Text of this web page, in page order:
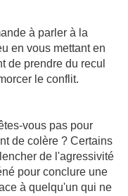
à parler à la
en vous mettant en
de prendre du recul
le conflit.
vous pas pour
de colère ? Certains
de l'agressivité
pour conclure une
à quelqu'un qui ne